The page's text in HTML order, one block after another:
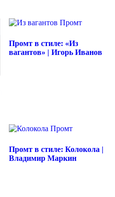
Промт в стиле: «Из
вагантов» | Игорь Иванов
Промт в стиле: Колокола |
Владимир Маркин